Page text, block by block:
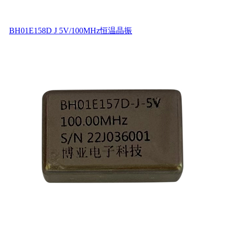
BH01E158D J 5V/100MHz恒温晶振